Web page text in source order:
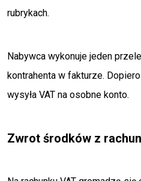
rubrykach.
Nabywca wykonuje jeden
kontrahenta w fakturze.
wysyła VAT na osobne konto.
Zwrot środków z